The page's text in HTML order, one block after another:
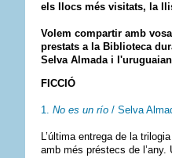
els llocs més visitats, la
Volem compartir amb
prestats a la Biblioteca
Selva Almada i
FICCIÓ
1. No es un río / Selva
L’última entrega de la
amb més préstecs de